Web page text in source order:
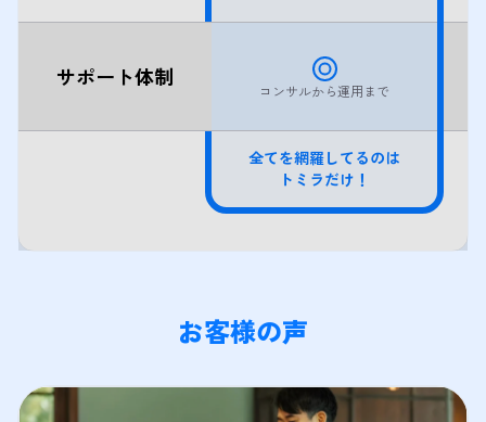
サポート体制
コンサルから運用まで
全てを網羅してるのは
トミラだけ！
お客様の声